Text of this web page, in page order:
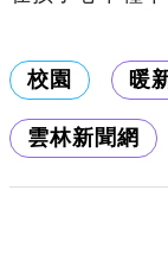
校園 暖
雲林新聞網